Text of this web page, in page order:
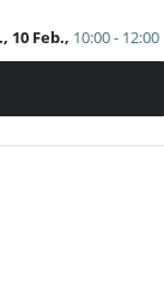
10 Feb., 10:00 - 12:00